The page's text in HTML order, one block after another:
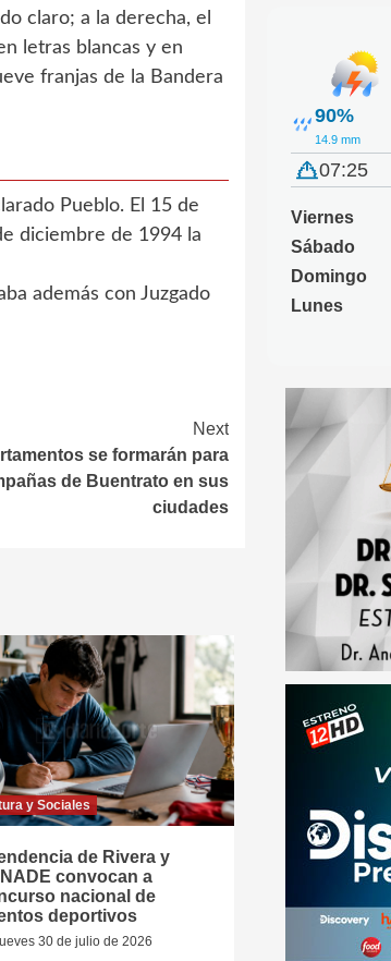
claro; a la derecha, el
letras blancas y en
franjas de la Bandera
Pueblo. El 15 de
diciembre de 1994 la
además con Juzgado
Next
se formarán para
de Buentrato en sus
ciudades
y Sociales
de Rivera y
convocan a
nacional de
deportivos
30 de julio de 2026
90%
14.9 mm
07:25
Viernes
Sábado
Domingo
Lunes